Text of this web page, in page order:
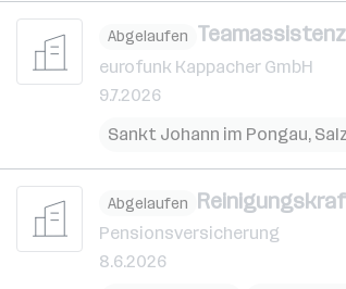
Abgelaufen
eurofunk Kappacher GmbH
9.7.2026
Sankt Johann im Pongau,
Abgelaufen
Pensionsversicherung
8.6.2026